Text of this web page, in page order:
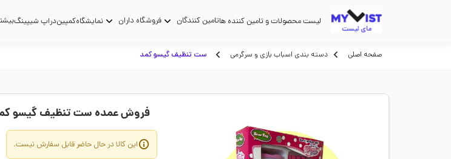
لیست محصولات و تامین کننده هاتامین کنندگان فروشگاه داران نمایشگاهکمپیندراپ شیپینگ
صفحه اصلی دسته بندی اسباب بازی و سرگرمی ست تنظیف گیسو کمد
فروش عمده ست تنظیف گیسو
این کالا در حال حاضر قابل سفارش نیست.